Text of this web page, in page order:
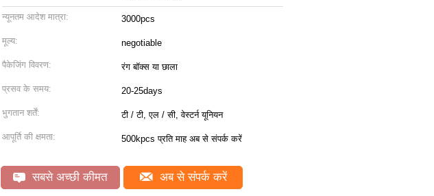
न्यूनतम आदेश मात्रा: 3000pcs
मूल्य: negotiable
पैकेजिंग विवरण: रंग बॉक्स या छाला
प्रसव के समय: 20-25days
भुगतान शर्तें: टी / टी, एल / सी, वेस्टर्न यूनियन
आपूर्ति की क्षमता: 500kpcs प्रति माह अब से संपर्क करें
सबसे अच्छी कीमत अब से संपर्क करें